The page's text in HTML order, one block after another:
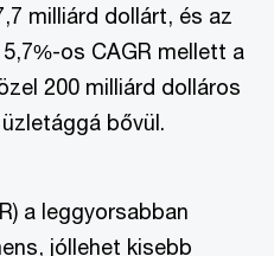
milliárd dollárt, és az
os CAGR mellett a
200 milliárd dolláros
bővül.
a leggyorsabban
jóllehet kisebb